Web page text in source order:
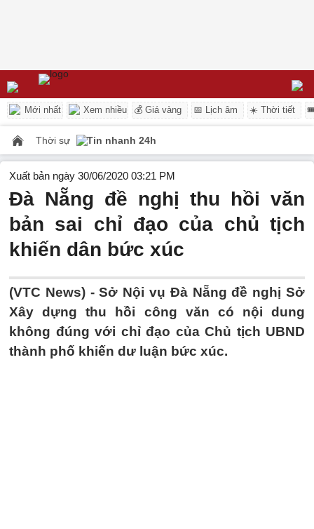
Mới nhất Xem nhiều 💰 Giá vàng 📅 Lịch âm ☀️ Thời tiết
Thời sự Tin nhanh 24h
Xuất bản ngày 30/06/2020 03:21 PM
Đà Nẵng đề nghị thu hồi văn
bản sai chỉ đạo của chủ tịch
khiến dân bức xúc
(VTC News) -Sở Nội vụ Đà Nẵng đề nghị Sở
Xây dựng thu hồi công văn có nội dung
không đúng với chỉ đạo của Chủ tịch UBND
thành phố khiến dư luận bức xúc.